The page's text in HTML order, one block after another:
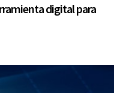
digital para